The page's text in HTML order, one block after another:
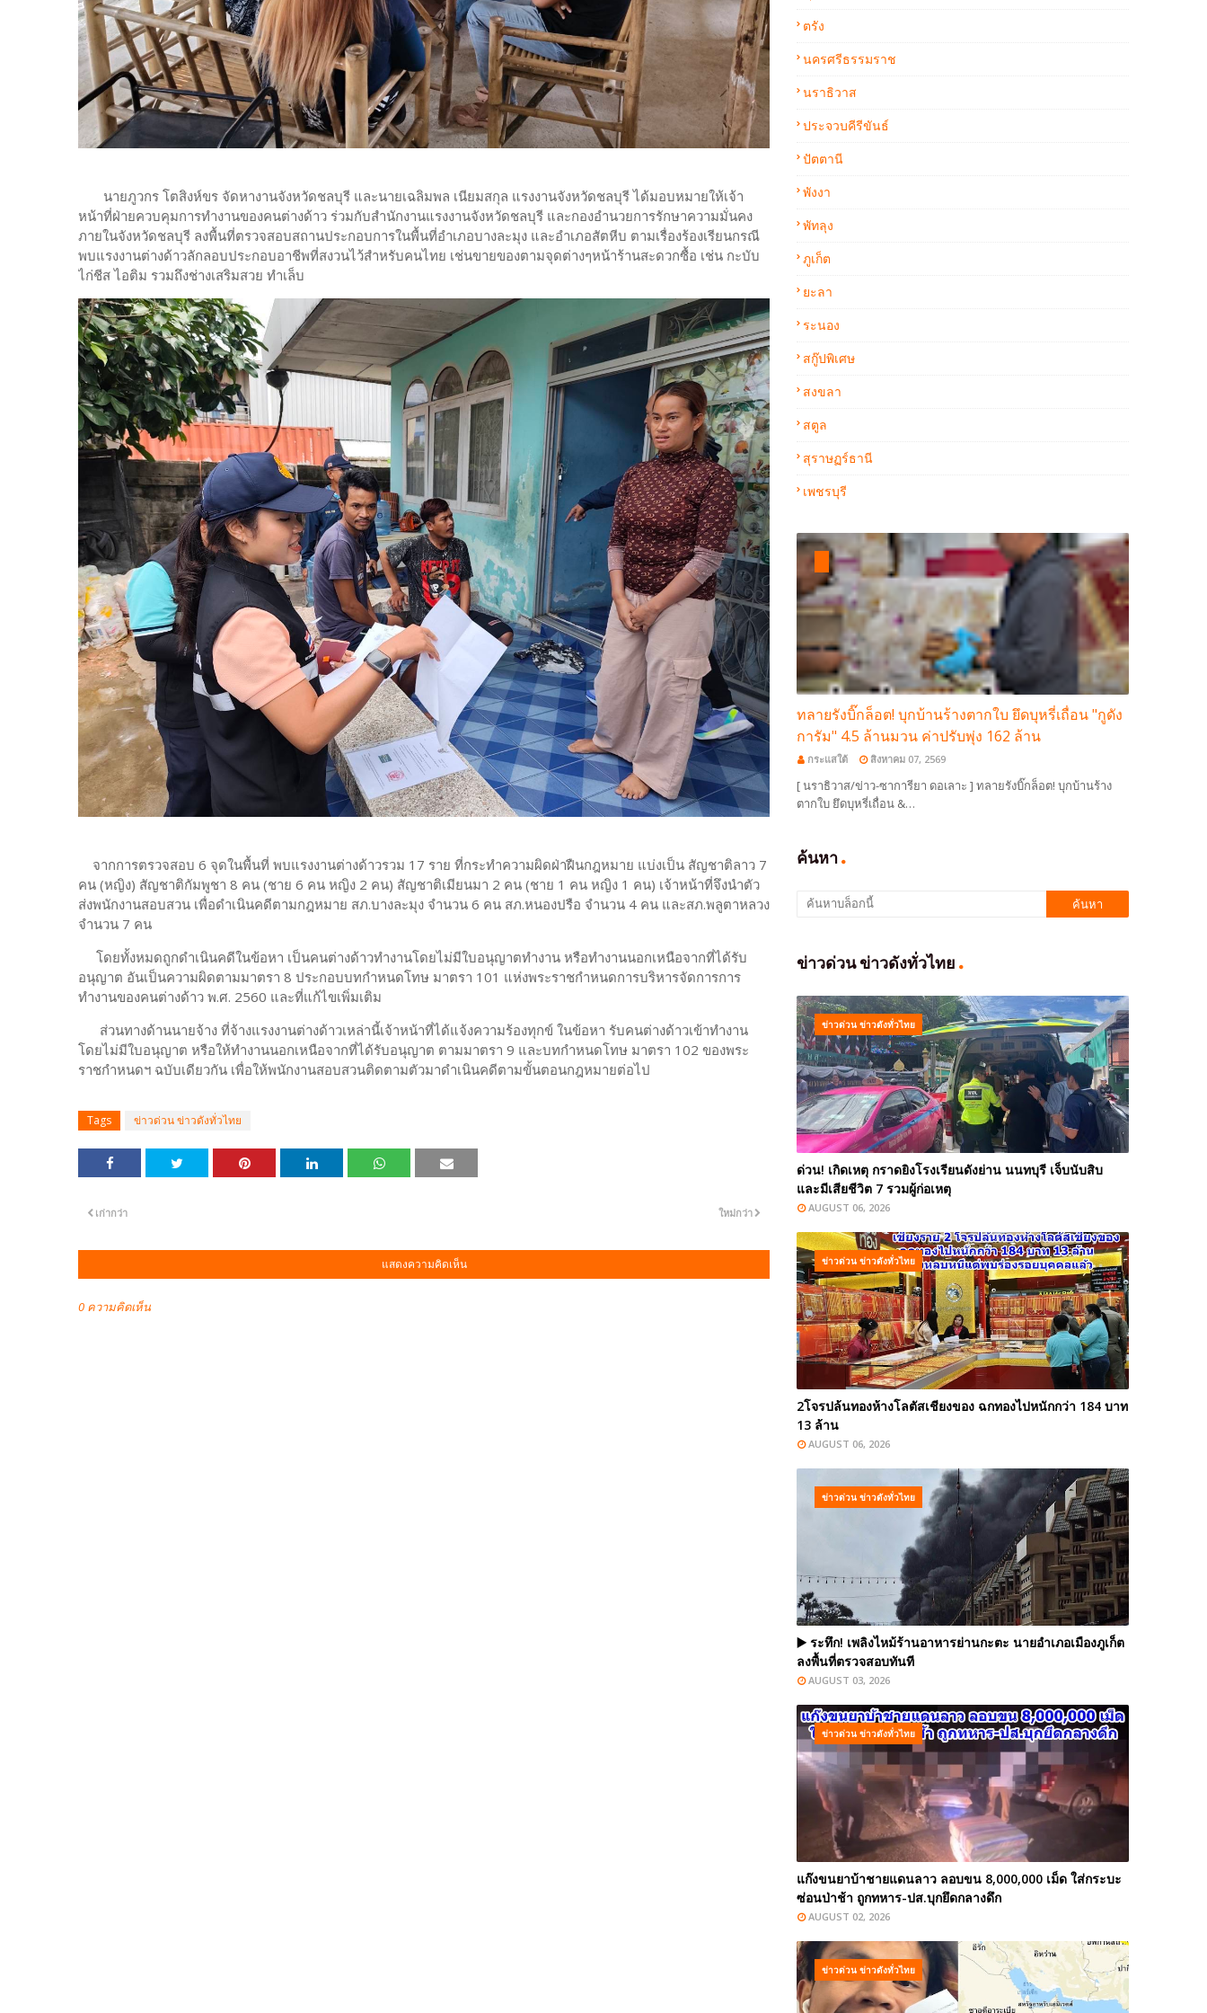
นายภูวกร โตสิงห์ขร จัดหางานจังหวัดชลบุรี และนายเฉลิมพล เนียมสกุล แรงงานจังหวัดชลบุรี ได้มอบหมายให้เจ้า
หน้าที่ฝ่ายควบคุมการทำงานของคนต่างด้าว ร่วมกับสำนักงานแรงงานจังหวัดชลบุรี และกองอำนวยการรักษาความมั่นคง
ภายในจังหวัดชลบุรี ลงพื้นที่ตรวจสอบสถานประกอบการในพื้นที่อำเภอบางละมุง และอำเภอสัตหีบ ตามเรื่องร้องเรียนกรณี
พบแรงงานต่างด้าวลักลอบประกอบอาชีพที่สงวนไว้สำหรับคนไทย เช่นขายของตามจุดต่างๆหน้าร้านสะดวกซื้อ เช่น กะบับ
ไก่ชีส ไอติม รวมถึงช่างเสริมสวย ทำเล็บ
จากการตรวจสอบ 6 จุดในพื้นที่ พบแรงงานต่างด้าวรวม 17 ราย ที่กระทำความผิดฝ่าฝืนกฎหมาย แบ่งเป็น สัญชาติลาว 7
คน (หญิง) สัญชาติกัมพูชา 8 คน (ชาย 6 คน หญิง 2 คน) สัญชาติเมียนมา 2 คน (ชาย 1 คน หญิง 1 คน) เจ้าหน้าที่จึงนำตัว
ส่งพนักงานสอบสวน เพื่อดำเนินคดีตามกฎหมาย สภ.บางละมุง จำนวน 6 คน สภ.หนองปรือ จำนวน 4 คน และสภ.พลูตาหลวง
จำนวน 7 คน
โดยทั้งหมดถูกดำเนินคดีในข้อหา เป็นคนต่างด้าวทำงานโดยไม่มีใบอนุญาตทำงาน หรือทำงานนอกเหนือจากที่ได้รับ
อนุญาต อันเป็นความผิดตามมาตรา 8 ประกอบบทกำหนดโทษ มาตรา 101 แห่งพระราชกำหนดการบริหารจัดการการ
ทำงานของคนต่างด้าว พ.ศ. 2560 และที่แก้ไขเพิ่มเติม
ส่วนทางด้านนายจ้าง ที่จ้างแรงงานต่างด้าวเหล่านี้เจ้าหน้าที่ได้แจ้งความร้องทุกข์ ในข้อหา รับคนต่างด้าวเข้าทำงาน
โดยไม่มีใบอนุญาต หรือให้ทำงานนอกเหนือจากที่ได้รับอนุญาต ตามมาตรา 9 และบทกำหนดโทษ มาตรา 102 ของพระ
ราชกำหนดฯ ฉบับเดียวกัน เพื่อให้พนักงานสอบสวนติดตามตัวมาดำเนินคดีตามขั้นตอนกฎหมายต่อไป
Tags ข่าวด่วน ข่าวดังทั่วไทย
ใหม่กว่า
เก่ากว่า
แสดงความคิดเห็น
0 ความคิดเห็น
ตรัง
นครศรีธรรมราช
นราธิวาส
ประจวบคีรีขันธ์
ปัตตานี
พังงา
พัทลุง
ภูเก็ต
ยะลา
ระนอง
สกู๊ปพิเศษ
สงขลา
สตูล
สุราษฏร์ธานี
เพชรบุรี
ทลายรังบิ๊กล็อต! บุกบ้านร้างตากใบ ยึดบุหรี่เถื่อน "กูดัง
การัม" 4.5 ล้านมวน ค่าปรับพุ่ง 162 ล้าน
กระแสใต้ สิงหาคม 07, 2569
[ นราธิวาส/ข่าว-ซาการียา ดอเลาะ ] ทลายรังบิ๊กล็อต! บุกบ้านร้าง
ตากใบ ยึดบุหรี่เถื่อน &…
ค้นหา
ข่าวด่วน ข่าวดังทั่วไทย
ข่าวด่วน ข่าวดังทั่วไทย
ด่วน! เกิดเหตุ กราดยิงโรงเรียนดังย่าน นนทบุรี เจ็บนับสิบ
และมีเสียชีวิต 7 รวมผู้ก่อเหตุ
AUGUST 06, 2026
ข่าวด่วน ข่าวดังทั่วไทย
2โจรปล้นทองห้างโลตัสเชียงของ ฉกทองไปหนักกว่า 184 บาท
13 ล้าน
AUGUST 06, 2026
ข่าวด่วน ข่าวดังทั่วไทย
▶️ ระทึก! เพลิงไหม้ร้านอาหารย่านกะตะ นายอำเภอเมืองภูเก็ต
ลงพื้นที่ตรวจสอบทันที
AUGUST 03, 2026
ข่าวด่วน ข่าวดังทั่วไทย
แก๊งขนยาบ้าชายแดนลาว ลอบขน 8,000,000 เม็ด ใส่กระบะ
ซ่อนป่าช้า ถูกทหาร-ปส.บุกยึดกลางดึก
AUGUST 02, 2026
ข่าวด่วน ข่าวดังทั่วไทย